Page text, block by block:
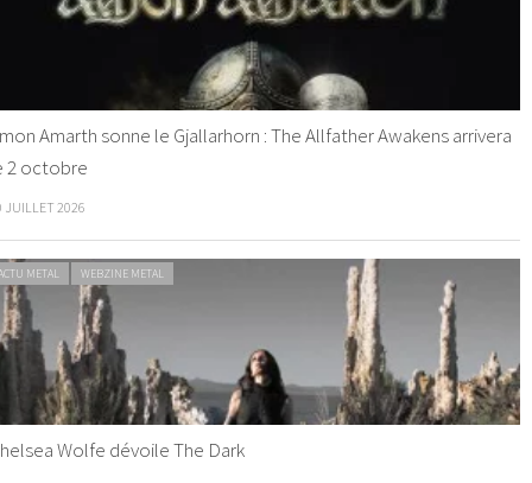
Amarth sonne le Gjallarhorn : The Allfather Awakens arrivera
2 octobre
JUILLET 2026
METAL WEBZINE METAL
Wolfe dévoile The Dark